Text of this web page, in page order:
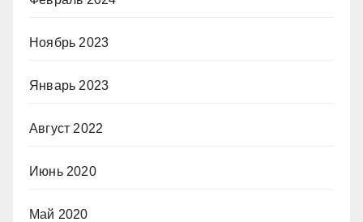
Ноябрь 2023
Январь 2023
Август 2022
Июнь 2020
Май 2020